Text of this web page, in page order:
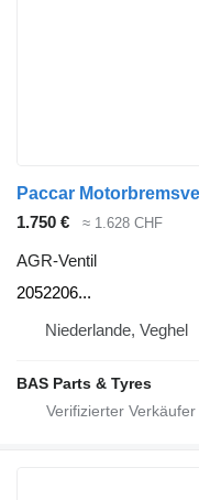
1.750 € ≈ 1.628 CHF
AGR-Ventil
2052206...
Niederlande, Veghel
BAS Parts & Tyres